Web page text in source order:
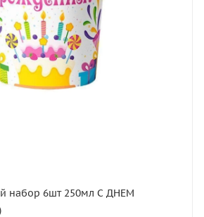
набор 6шт 250мл С ДНЕМ